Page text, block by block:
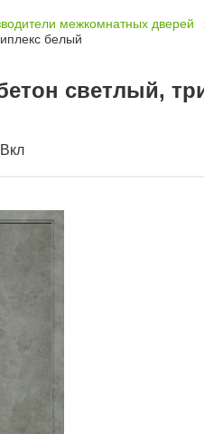
межкомнатных дверей
белый
светлый,
Вкл